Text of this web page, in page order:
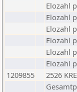
Elozahl
Elozahl
Elozahl
Elozahl
Elozahl
Elozahl
1209855
2526